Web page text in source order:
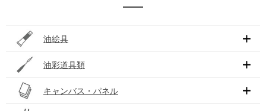
油絵具
油彩道具類
キャンバス・パネル